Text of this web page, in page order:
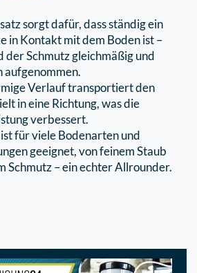
sorgt dafür, dass ständig ein
in Kontakt mit dem Boden ist –
der Schmutz gleichmäßig und
aufgenommen.
Verlauf transportiert den
in eine Richtung, was die
verbessert.
für viele Bodenarten und
geeignet, von feinem Staub
Schmutz – ein echter Allrounder.